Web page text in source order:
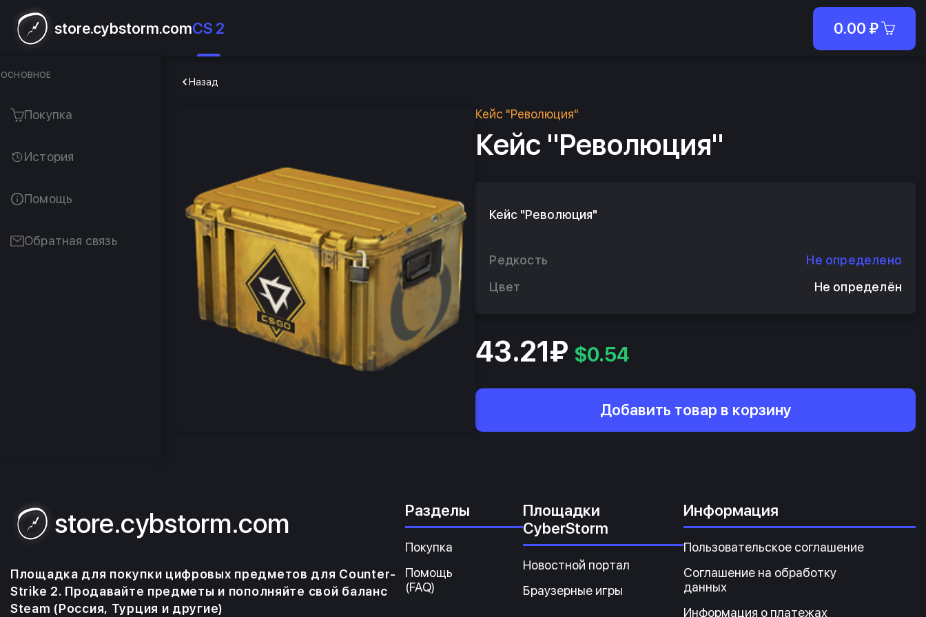
store.cybstorm.comCS 2 0.00 ₽
ОСНОВНОЕ
Покупка
История
Помощь
Обратная связь
Назад
Кейс "Революция"
Кейс "Революция"
Кейс "Революция"
Редкость
Не определено
Цвет
Не определён
43.21₽ $0.54
Добавить товар в корзину
store.cybstorm.com
Площадка для покупки цифровых предметов для Counter-
Strike 2. Продавайте предметы и пополняйте свой баланс
Steam (Россия, Турция и другие)
Разделы
Покупка
Помощь
(FAQ)
Площадки
CyberStorm
Новостной портал
Браузерные игры
Информация
Пользовательское соглашение
Соглашение на обработку
данных
Информация о платежах